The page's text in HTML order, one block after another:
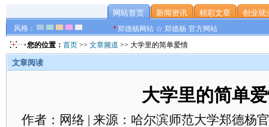
风格：
网站首页 新闻资讯 精彩文章 创业就
郑德杨网站 ☆ 郑德杨·官方网站
您的位置： 首页 >> 文章频道 >> 大学里的简单爱情
文章阅读
大学里的简单
作者：网络 | 来源：哈尔滨师范大学郑德杨